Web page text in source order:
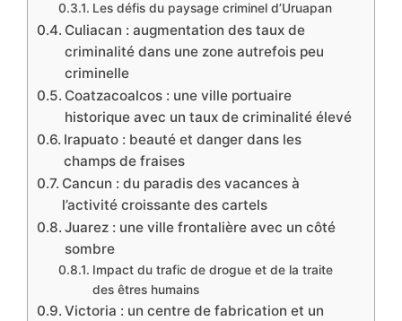
Les défis du paysage criminel d’Uruapan
Culiacan : augmentation des taux de
criminalité dans une zone autrefois peu
criminelle
Coatzacoalcos : une ville portuaire
historique avec un taux de criminalité élevé
Irapuato : beauté et danger dans les
champs de fraises
Cancun : du paradis des vacances à
l’activité croissante des cartels
Juarez : une ville frontalière avec un côté
sombre
Impact du trafic de drogue et de la traite
des êtres humains
Victoria : un centre de fabrication et un